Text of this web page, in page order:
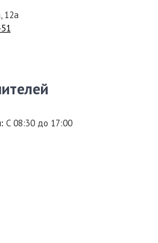
12а
С 08:30 до 17:00